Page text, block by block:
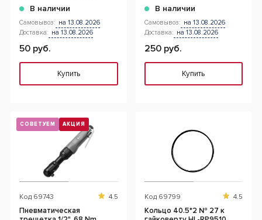
В наличии
Самовывоз: на 13.08.2026
Доставка: на 13.08.2026
50 руб.
Купить
В наличии
Самовывоз: на 13.08.2026
Доставка: на 13.08.2026
250 руб.
Купить
СОВЕТУЕМ АКЦИЯ
Код 69743 4.5
Пневматическая
Код 69799 4.5
Кольцо 40.5*2 № 27 к